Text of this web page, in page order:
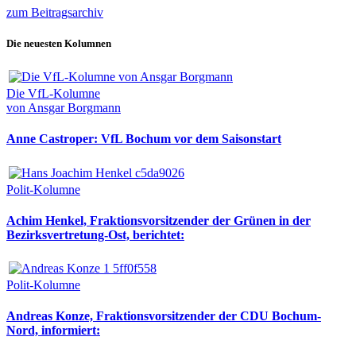
zum Beitragsarchiv
Die neuesten Kolumnen
Die VfL-Kolumne
von Ansgar Borgmann
Anne Castroper: VfL Bochum vor dem Saisonstart
Polit-Kolumne
Achim Henkel, Fraktionsvorsitzender der Grünen in der
Bezirksvertretung-Ost, berichtet:
Polit-Kolumne
Andreas Konze, Fraktionsvorsitzender der CDU Bochum-
Nord, informiert: